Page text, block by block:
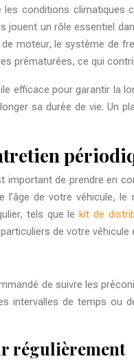
conditions
jouent un rôle essentiel
moteur, le système de
prématurées, ce qui
efficace pour garantir
sa durée de vie. Un
important de prendre en
l’âge de votre véhicule,
tels que le kit de
de votre
de suivre les
intervalles de temps ou
régulièrement